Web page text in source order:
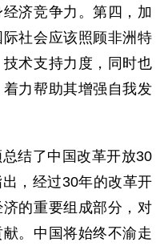
济竞争力。第四，加
社会应该照顾非洲特
术支持力度，同时也
力帮助其增强自我发
结了中国改革开放30
，经过30年的改革开
的重要组成部分，对
。中国将始终不渝走